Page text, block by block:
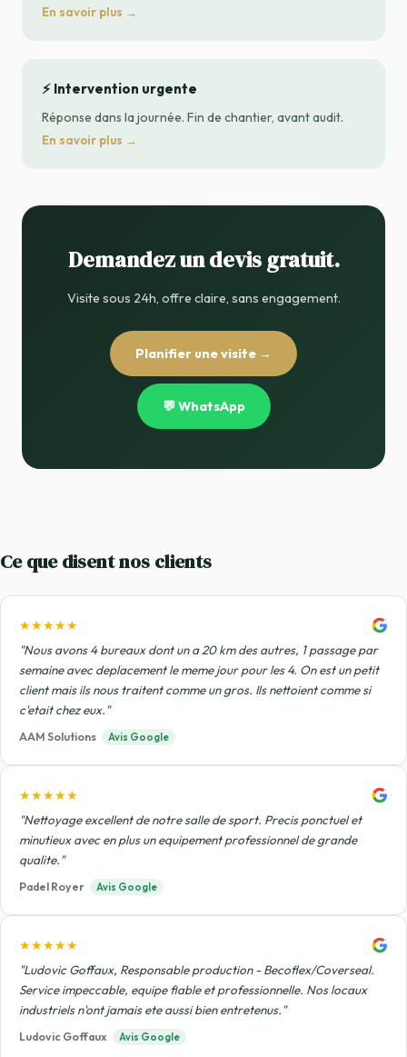
En savoir plus →
⚡ Intervention urgente
Réponse dans la journée. Fin de chantier, avant audit.
En savoir plus →
Demandez un devis gratuit.
Visite sous 24h, offre claire, sans engagement.
Planifier une visite →
💬 WhatsApp
Ce que disent nos clients
★★★★★
"Nous avons 4 bureaux dont un a 20 km des autres, 1 passage par
semaine avec deplacement le meme jour pour les 4. On est un petit
client mais ils nous traitent comme un gros. Ils nettoient comme si
c'etait chez eux."
AAM Solutions Avis Google
★★★★★
"Nettoyage excellent de notre salle de sport. Precis ponctuel et
minutieux avec en plus un equipement professionnel de grande
qualite."
Padel Royer Avis Google
★★★★★
"Ludovic Goffaux, Responsable production - Becoflex/Coverseal.
Service impeccable, equipe fiable et professionnelle. Nos locaux
industriels n'ont jamais ete aussi bien entretenus."
Ludovic Goffaux Avis Google